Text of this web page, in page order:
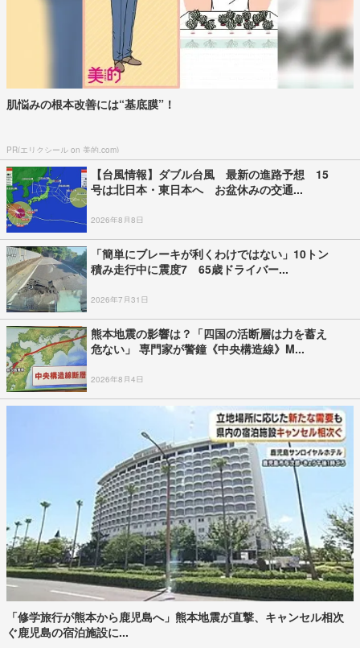
肌悩みの根本改善には“基底膜”！
PR(エリクシール on 美的.com)
【台風情報】ダブル台風 最新の進路予想 15
号は北日本・東日本へ お盆休みの交通...
2026年8月8日
「簡単にブレーキが利くわけではない」10トン
積み走行中に震度7 65歳ドライバー...
2026年7月31日
熊本地震の影響は？「四国の活断層は力を蓄え
危ない」 専門家が警鐘《中央構造線》M...
2026年8月4日
「修学旅行が熊本から鹿児島へ」熊本地震が直撃、キャンセル相次
ぐ鹿児島の宿泊施設に...